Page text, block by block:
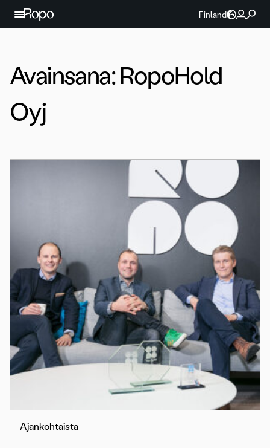
Jatka sisältöön
Finland
Avainsana:RopoHold
Oyj
Ajankohtaista